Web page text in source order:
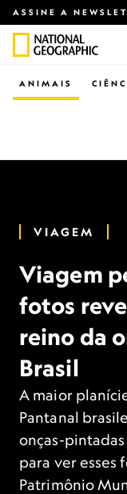
ASSINE A
ANIMAIS
VIAGEM
Viagem
fotos
reino da
Brasil
A maior
Pantanal
onças-
para ver esses
Patrimônio